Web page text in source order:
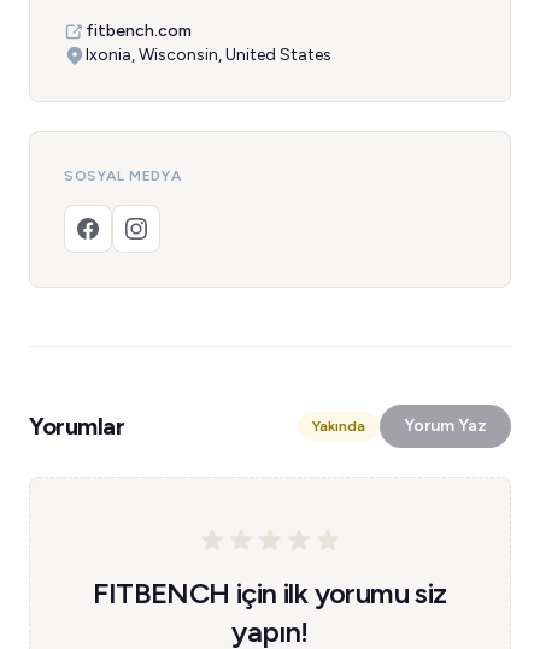
fitbench.com
Ixonia, Wisconsin, United States
SOSYAL MEDYA
Yorumlar Yakında Yorum Yaz
FITBENCH için ilk yorumu siz
yapın!